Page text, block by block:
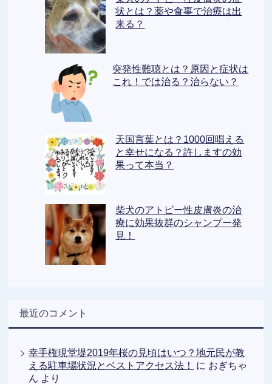
状とは？薬や食事で治療は出
来る？
突発性難聴とは？原因と症状は
これ！では治る？治らない？
天国言葉とは？1000回唱える
と幸せになる？許しますの効
果って本当？
柴犬のアトピー性皮膚炎の治
療に効果抜群のシャンプー発
見！
最近のコメント
幸手権現堂堤2019年桜の見頃はいつ？地元民が教
える駐車場状況とベストアクセス法！
に おぎちゃ
ん より